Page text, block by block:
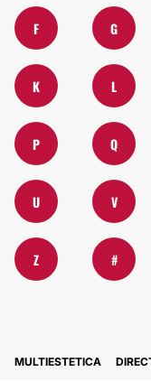
F G
K L
P Q
U V
Z #
MULTIESTETICA